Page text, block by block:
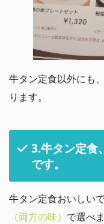
牛タン定食以外にも
ります。
3.牛タン定食
です。
牛タン定食おいしいで
（両方の味） で選べ